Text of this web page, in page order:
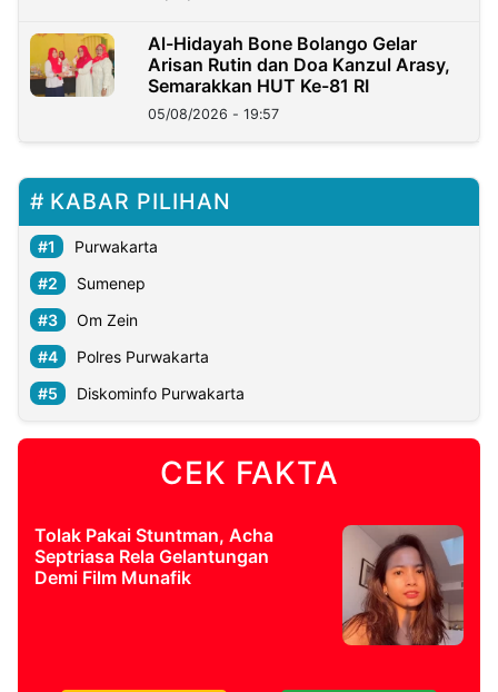
Al-Hidayah Bone Bolango Gelar
Arisan Rutin dan Doa Kanzul Arasy,
Semarakkan HUT Ke-81 RI
05/08/2026 - 19:57
KABAR PILIHAN
Purwakarta
Sumenep
Om Zein
Polres Purwakarta
Diskominfo Purwakarta
CEK FAKTA
Tolak Pakai Stuntman, Acha
Septriasa Rela Gelantungan
Demi Film Munafik